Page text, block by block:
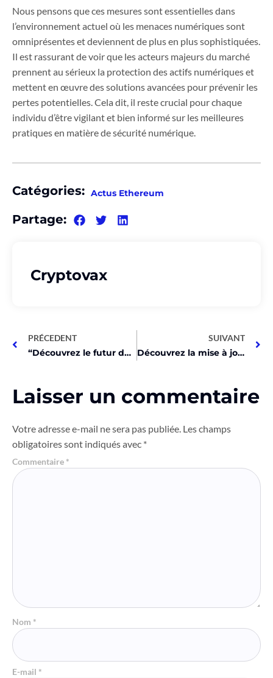
Nous pensons que ces mesures sont essentielles dans
l’environnement actuel où les menaces numériques sont
omniprésentes et deviennent de plus en plus sophistiquées.
Il est rassurant de voir que les acteurs majeurs du marché
prennent au sérieux la protection des actifs numériques et
mettent en œuvre des solutions avancées pour prévenir les
pertes potentielles. Cela dit, il reste crucial pour chaque
individu d’être vigilant et bien informé sur les meilleures
pratiques en matière de sécurité numérique.
Catégories: Actus Ethereum
Partage:
Cryptovax
PRÉCEDENT
“Découvrez le futur des startups avec BlockShow et Cointelegraph!”
SUIVANT
Découvrez la mise à jour explosive d’Ethereum !
Laisser un commentaire
Votre adresse e-mail ne sera pas publiée. Les champs
obligatoires sont indiqués avec *
Commentaire *
Nom *
E-mail *